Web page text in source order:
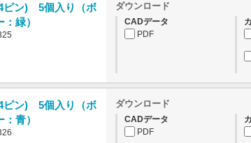
ピン) 5個入り（ボ
緑）
ダウンロード
CADデータ
PDF
ピン) 5個入り（ボ
青）
ダウンロード
CADデータ
PDF